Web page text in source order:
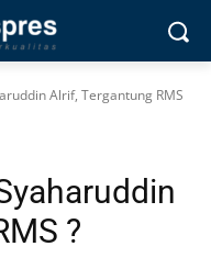
Alrif, Tergantung RMS
?